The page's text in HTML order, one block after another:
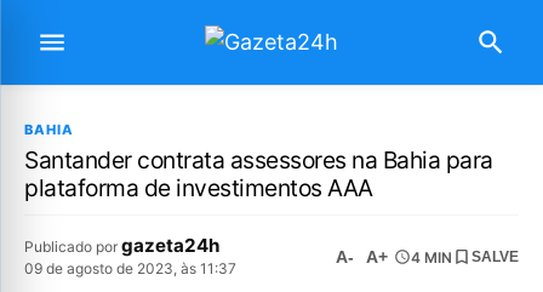
BAHIA
Santander contrata assessores na Bahia para
plataforma de investimentos AAA
Publicado por gazeta24h
09 de agosto de 2023, às 11:37
A- A+ 4 MIN SALVE